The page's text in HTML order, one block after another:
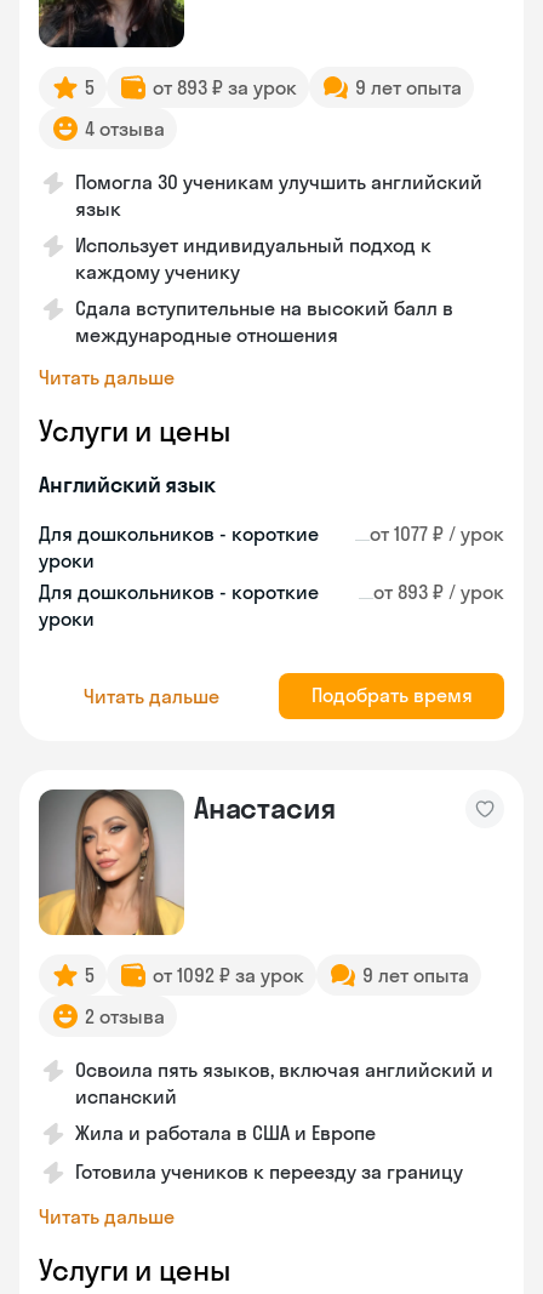
5 от 893 ₽ за урок
9 лет опыта
4 отзыва
Помогла 30 ученикам улучшить английский
язык
Использует индивидуальный подход к
каждому ученику
Сдала вступительные на высокий балл в
международные отношения
Читать дальше
Услуги и цены
Английский язык
Для дошкольников - короткие
уроки
от 1077 ₽ / урок
Для дошкольников - короткие
уроки
от 893 ₽ / урок
Читать дальше Подобрать время
Анастасия
5 от 1092 ₽ за урок
9 лет опыта
2 отзыва
Освоила пять языков, включая английский и
испанский
Жила и работала в США и Европе
Готовила учеников к переезду за границу
Читать дальше
Услуги и цены